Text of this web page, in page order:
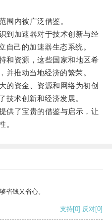
内被广泛借鉴。
加速器对于技术创新与经
自己的加速器生态系统。
资源，这些国家和地区希
并推动当地经济的繁荣。
资金、资源和网络为初创
技术创新和经济发展。
了宝贵的借鉴与启示，让
。
省钱又省心。
支持[0] 反对[0]